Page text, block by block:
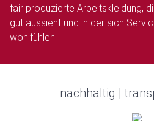
fair produzierte Arbeitskleidung,
gut aussieht und in der sich
wohlfühlen.
nachhaltig |